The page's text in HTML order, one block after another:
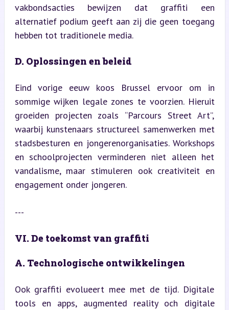
vakbondsacties bewijzen dat graffiti een
alternatief podium geeft aan zij die geen toegang
hebben tot traditionele media.
D. Oplossingen en beleid
Eind vorige eeuw koos Brussel ervoor om in
sommige wijken legale zones te voorzien. Hieruit
groeiden projecten zoals “Parcours Street Art”,
waarbij kunstenaars structureel samenwerken met
stadsbesturen en jongerenorganisaties. Workshops
en schoolprojecten verminderen niet alleen het
vandalisme, maar stimuleren ook creativiteit en
engagement onder jongeren.
---
VI. De toekomst van graffiti
A. Technologische ontwikkelingen
Ook graffiti evolueert mee met de tijd. Digitale
tools en apps, augmented reality och digitale